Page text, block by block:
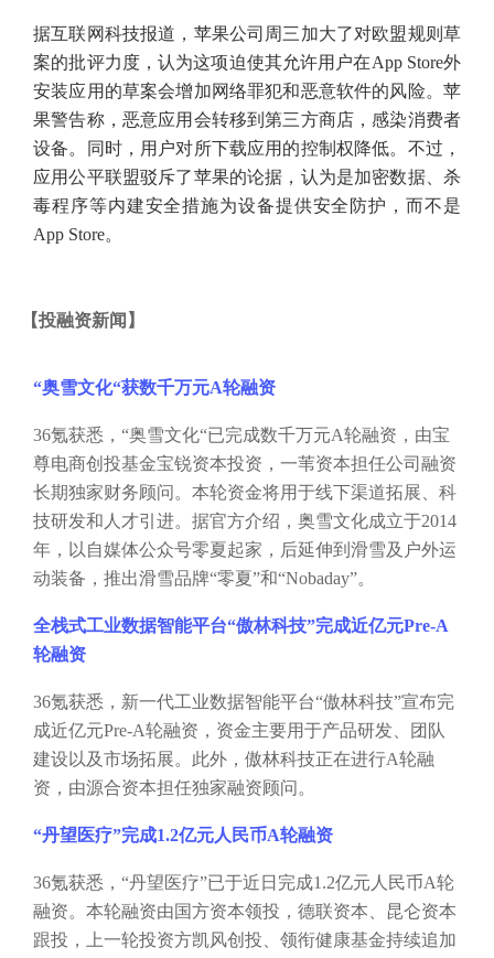
据互联网科技报道，苹果公司周三加大了对欧盟规则草
案的批评力度，认为这项迫使其允许用户在App Store外
安装应用的草案会增加网络罪犯和恶意软件的风险。苹
果警告称，恶意应用会转移到第三方商店，感染消费者
设备。同时，用户对所下载应用的控制权降低。不过，
应用公平联盟驳斥了苹果的论据，认为是加密数据、杀
毒程序等内建安全措施为设备提供安全防护，而不是
App Store。
【投融资新闻 】
“奥雪文化“获数千万元A轮融资
36氪获悉，“奥雪文化“已完成数千万元A轮融资，由宝
尊电商创投基金宝锐资本投资，一苇资本担任公司融资
长期独家财务顾问。本轮资金将用于线下渠道拓展、科
技研发和人才引进。据官方介绍，奥雪文化成立于2014
年，以自媒体公众号零夏起家，后延伸到滑雪及户外运
动装备，推出滑雪品牌“零夏”和“Nobaday”。
全栈式工业数据智能平台“傲林科技”完成近亿元Pre-A
轮融资
36氪获悉，新一代工业数据智能平台“傲林科技”宣布完
成近亿元Pre-A轮融资，资金主要用于产品研发、团队
建设以及市场拓展。此外，傲林科技正在进行A轮融
资，由源合资本担任独家融资顾问。
“丹望医疗”完成1.2亿元人民币A轮融资
36氪获悉，“丹望医疗”已于近日完成1.2亿元人民币A轮
融资。本轮融资由国方资本领投，德联资本、昆仑资本
跟投，上一轮投资方凯风创投、领衔健康基金持续追加